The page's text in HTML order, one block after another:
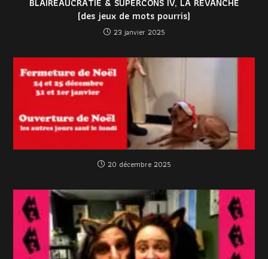
(des jeux de mots pourris)
23 janvier 2025
20 décembre 2025